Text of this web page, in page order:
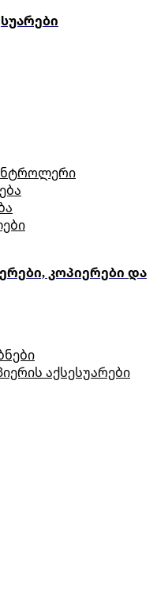
კოპიერები და
აქსესუარები